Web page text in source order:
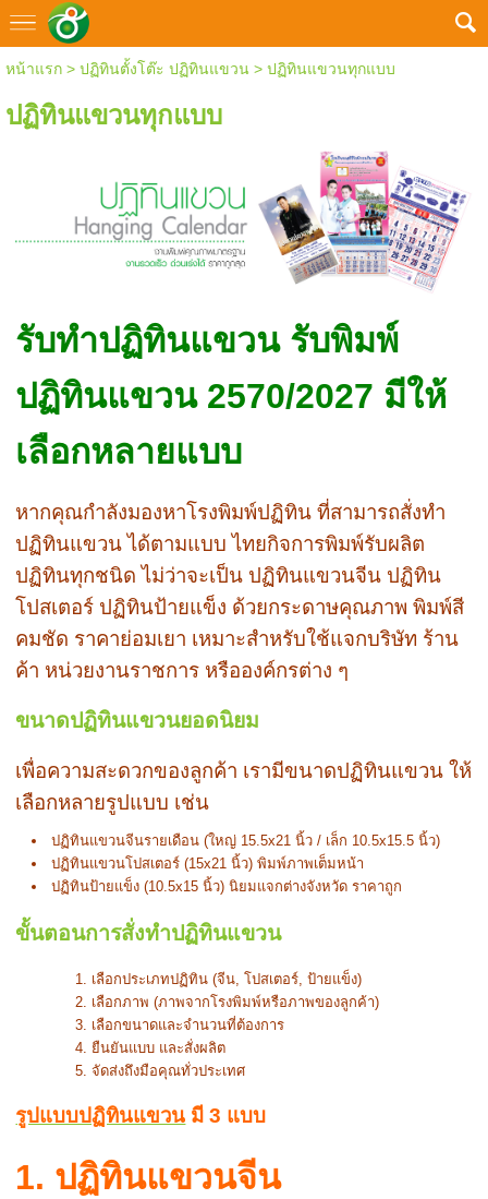
หน้าแรก> ปฏิทินตั้งโต๊ะ ปฏิทินแขวน> ปฏิทินแขวนทุกแบบ
ปฏิทินแขวนทุกแบบ
รับทำปฏิทินแขวน รับพิมพ์
ปฏิทินแขวน 2570/2027 มีให้
เลือกหลายแบบ
หากคุณกำลังมองหาโรงพิมพ์ปฏิทิน ที่สามารถสั่งทำ
ปฏิทินแขวน ได้ตามแบบ ไทยกิจการพิมพ์รับผลิต
ปฏิทินทุกชนิด ไม่ว่าจะเป็น ปฏิทินแขวนจีน ปฏิทิน
โปสเตอร์ ปฏิทินป้ายแข็ง ด้วยกระดาษคุณภาพ พิมพ์สี
คมชัด ราคาย่อมเยา เหมาะสำหรับใช้แจกบริษัท ร้าน
ค้า หน่วยงานราชการ หรือองค์กรต่าง ๆ
ขนาดปฏิทินแขวนยอดนิยม
เพื่อความสะดวกของลูกค้า เรามีขนาดปฏิทินแขวน ให้
เลือกหลายรูปแบบ เช่น
ปฏิทินแขวนจีนรายเดือน (ใหญ่ 15.5x21 นิ้ว / เล็ก 10.5x15.5 นิ้ว)
ปฏิทินแขวนโปสเตอร์ (15x21 นิ้ว) พิมพ์ภาพเต็มหน้า
ปฏิทินป้ายแข็ง (10.5x15 นิ้ว) นิยมแจกต่างจังหวัด ราคาถูก
ขั้นตอนการสั่งทำปฏิทินแขวน
เลือกประเภทปฏิทิน (จีน, โปสเตอร์, ป้ายแข็ง)
เลือกภาพ (ภาพจากโรงพิมพ์หรือภาพของลูกค้า)
เลือกขนาดและจำนวนที่ต้องการ
ยืนยันแบบ และสั่งผลิต
จัดส่งถึงมือคุณทั่วประเทศ
รูปแบบปฏิทินแขวน มี 3 แบบ
1. ปฏิทินแขวนจีน